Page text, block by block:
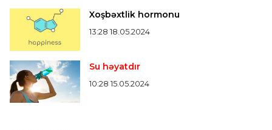
Xoşbəxtlik hormonu
13:28 18.05.2024
Su həyatdır
10:28 15.05.2024